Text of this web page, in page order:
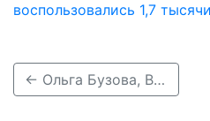
воспользовались 1,7
← Ольга Бузова, Влад А4 и Клава Кока встретятся с фанатами в Нижнем Новгороде